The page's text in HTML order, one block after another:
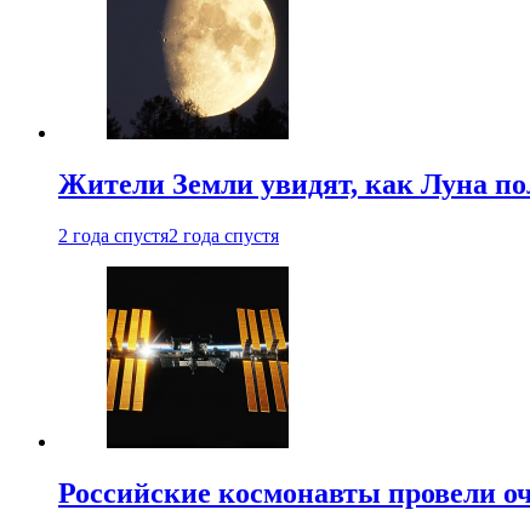
Жители Земли увидят, как Луна
2 года спустя2 года спустя
Российские космонавты провели